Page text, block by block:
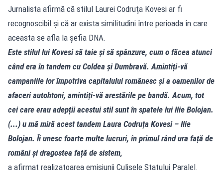
Jurnalista afirmă că stilul Laurei Codruța Kovesi ar fi
recognoscibil și că ar exista similitudini între perioada în care
aceasta se afla la șefia DNA.
Este stilul lui Kovesi să taie și să spânzure, cum o făcea atunci
când era în tandem cu Coldea și Dumbravă. Amintiți-vă
campaniile lor împotriva capitalului românesc și a oamenilor de
afaceri autohtoni, amintiți-vă arestările pe bandă. Acum, tot
cei care erau adepții acestui stil sunt în spatele lui Ilie Bolojan.
(...) u mă miră acest tandem Laura Codruța Kovesi – Ilie
Bolojan. Îi unesc foarte multe lucruri, în primul rând ura față de
români și dragostea față de sistem,
a afirmat realizatoarea emisiunii Culisele Statului Paralel.